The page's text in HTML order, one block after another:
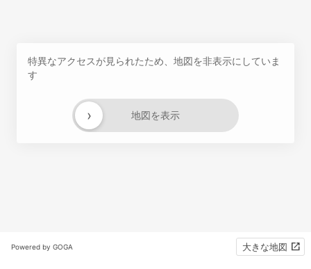
特異なアクセスが見られたため、地図を非表示にしていま
す
地図を表示
›
Powered by GOGA 大きな地図